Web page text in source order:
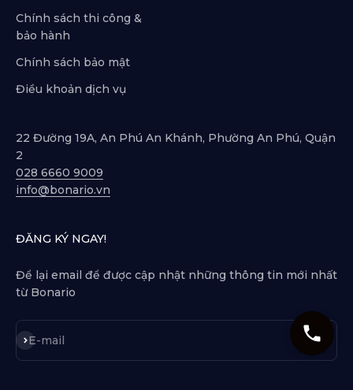
Chính sách thi công &
bảo hành
Chính sách bảo mật
Điều khoản dịch vụ
22 Đường 19A, An Phú An Khánh, Phường An Phú, Quận
2
028 6660 9009
info@bonario.vn
ĐĂNG KÝ NGAY!
Để lại email để được cập nhật những thông tin mới nhất
từ Bonario
E-mail
Subscribe